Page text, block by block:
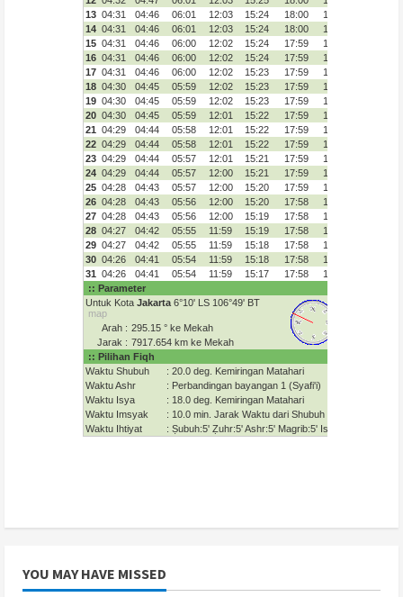
YOU MAY HAVE MISSED